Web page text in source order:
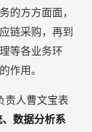
的方方面面，
链采购，再到
等各业务环
作用。
责人曹文宝表
数据分析系